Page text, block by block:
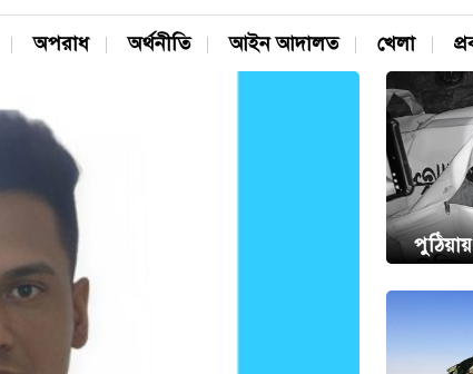
অপরাধ অর্থনীতি আইন আদালত খেলা